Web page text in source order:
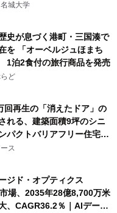
城大学
史が息づく港町・三国湊で
を 「オーベルジュほまち
1泊2食付の旅行商品を発売
ど
回再生の「消えたドア」の
れる、建築面積9坪のシニ
パクトバリアフリー住宅が
ス
ジド・オプティクス
市場、2035年28億8,700万米
、CAGR36.2％｜AIデータ